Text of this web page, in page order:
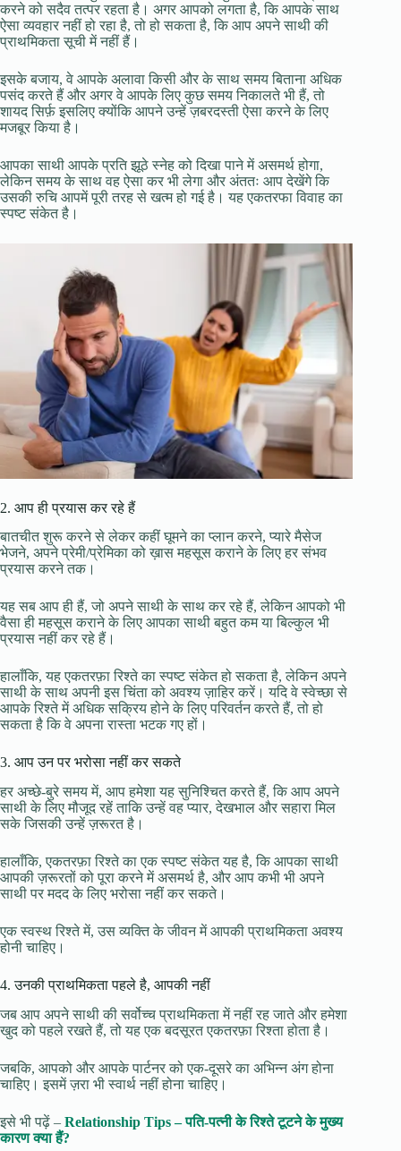
करने को सदैव तत्पर रहता है। अगर आपको लगता है, कि आपके साथ
ऐसा व्यवहार नहीं हो रहा है, तो हो सकता है, कि आप अपने साथी की
प्राथमिकता सूची में नहीं हैं।
इसके बजाय, वे आपके अलावा किसी और के साथ समय बिताना अधिक
पसंद करते हैं और अगर वे आपके लिए कुछ समय निकालते भी हैं, तो
शायद सिर्फ़ इसलिए क्योंकि आपने उन्हें ज़बरदस्ती ऐसा करने के लिए
मजबूर किया है।
आपका साथी आपके प्रति झूठे स्नेह को दिखा पाने में असमर्थ होगा,
लेकिन समय के साथ वह ऐसा कर भी लेगा और अंततः आप देखेंगे कि
उसकी रुचि आपमें पूरी तरह से खत्म हो गई है। यह एकतरफा विवाह का
स्पष्ट संकेत है।
2. आप ही प्रयास कर रहे हैं
बातचीत शुरू करने से लेकर कहीं घूमने का प्लान करने, प्यारे मैसेज
भेजने, अपने प्रेमी/प्रेमिका को ख़ास महसूस कराने के लिए हर संभव
प्रयास करने तक।
यह सब आप ही हैं, जो अपने साथी के साथ कर रहे हैं, लेकिन आपको भी
वैसा ही महसूस कराने के लिए आपका साथी बहुत कम या बिल्कुल भी
प्रयास नहीं कर रहे हैं।
हालाँकि, यह एकतरफ़ा रिश्ते का स्पष्ट संकेत हो सकता है, लेकिन अपने
साथी के साथ अपनी इस चिंता को अवश्य ज़ाहिर करें। यदि वे स्वेच्छा से
आपके रिश्ते में अधिक सक्रिय होने के लिए परिवर्तन करते हैं, तो हो
सकता है कि वे अपना रास्ता भटक गए हों।
3. आप उन पर भरोसा नहीं कर सकते
हर अच्छे-बुरे समय में, आप हमेशा यह सुनिश्चित करते हैं, कि आप अपने
साथी के लिए मौजूद रहें ताकि उन्हें वह प्यार, देखभाल और सहारा मिल
सके जिसकी उन्हें ज़रूरत है।
हालाँकि, एकतरफ़ा रिश्ते का एक स्पष्ट संकेत यह है, कि आपका साथी
आपकी ज़रूरतों को पूरा करने में असमर्थ है, और आप कभी भी अपने
साथी पर मदद के लिए भरोसा नहीं कर सकते।
एक स्वस्थ रिश्ते में, उस व्यक्ति के जीवन में आपकी प्राथमिकता अवश्य
होनी चाहिए।
4. उनकी प्राथमिकता पहले है, आपकी नहीं
जब आप अपने साथी की सर्वोच्च प्राथमिकता में नहीं रह जाते और हमेशा
खुद को पहले रखते हैं, तो यह एक बदसूरत एकतरफ़ा रिश्ता होता है।
जबकि, आपको और आपके पार्टनर को एक-दूसरे का अभिन्न अंग होना
चाहिए। इसमें ज़रा भी स्वार्थ नहीं होना चाहिए।
इसे भी पढ़ें – Relationship Tips – पति-पत्नी के रिश्ते टूटने के मुख्य
कारण क्या हैं?